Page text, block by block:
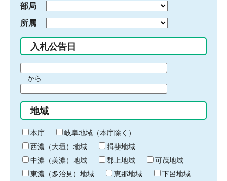
部局
所属
入札公告日
間
始
り
から
間
終
わ
り
地域
本庁
岐阜地域（本庁除く）
西濃（大垣）地域
揖斐地域
中濃（美濃）地域
郡上地域
可茂地域
東濃（多治見）地域
恵那地域
下呂地域